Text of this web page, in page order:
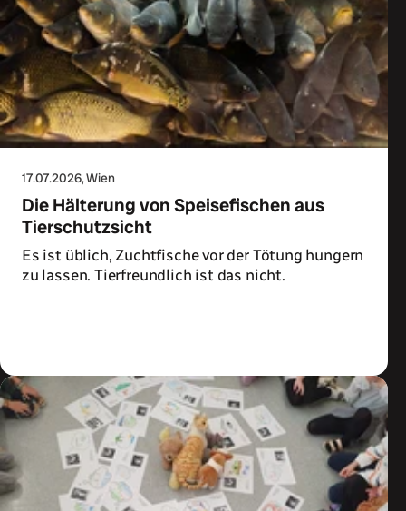
17.07.2026, Wien
Die Hälterung von Speisefischen aus
Tierschutzsicht
Es ist üblich, Zuchtfische vor der Tötung hungern
zu lassen. Tierfreundlich ist das nicht.